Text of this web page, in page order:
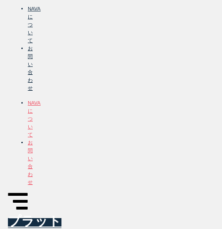
NAVA
に
つ
い
て
お
問
い
合
わ
せ
NAVA
に
つ
い
て
お
問
い
合
わ
せ
プラット